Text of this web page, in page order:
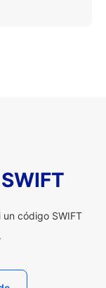
código SWIFT